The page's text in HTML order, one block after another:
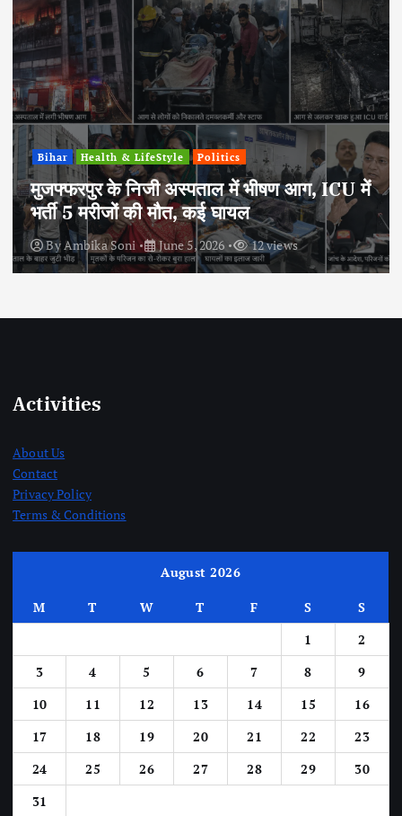
Bihar Health & LifeStyle Politics
मुजफ्फरपुर के निजी अस्पताल में भीषण आग, ICU में
भर्ती 5 मरीजों की मौत, कई घायल
ByAmbika Soni June 5, 2026 12 views
Activities
About Us
Contact
Privacy Policy
Terms & Conditions
August 2026
M T W T F S
S
1
2
3
4 5 6 7 8
9
10
11 12 13 14 15
16
17
18 19 20 21 22
23
24
25 26 27 28 29
30
31